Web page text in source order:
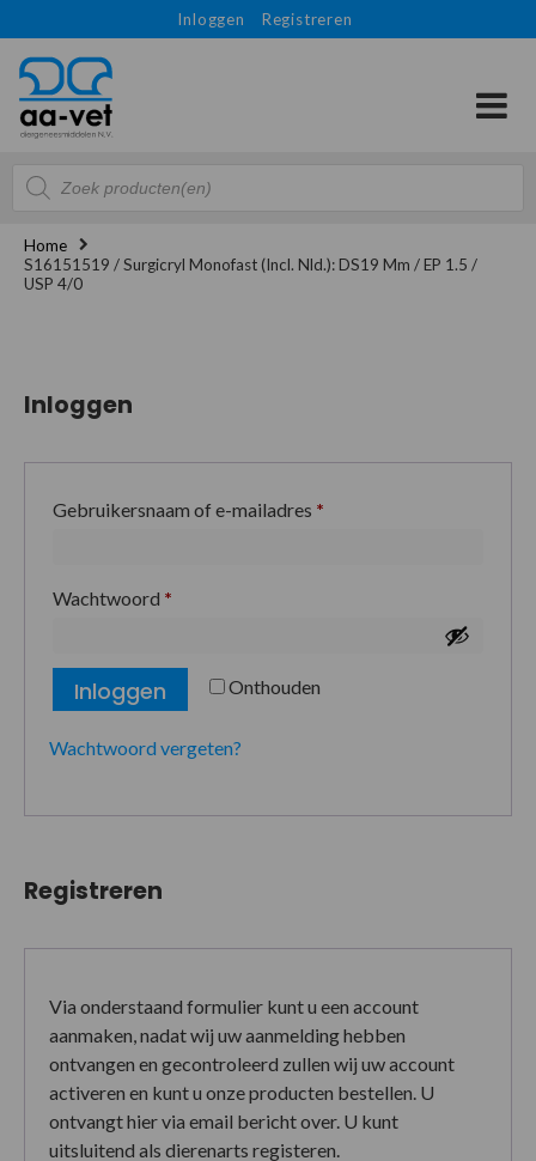
Inloggen Registreren
Producten
zoeken
Home
S16151519 / Surgicryl Monofast (Incl. Nld.): DS19 Mm / EP 1.5 /
USP 4/0
Inloggen
Gebruikersnaam of e-mailadres *
Wachtwoord *
Onthouden
Inloggen
Wachtwoord vergeten?
Registreren
Via onderstaand formulier kunt u een account
aanmaken, nadat wij uw aanmelding hebben
ontvangen en gecontroleerd zullen wij uw account
activeren en kunt u onze producten bestellen. U
ontvangt hier via email bericht over. U kunt
uitsluitend als dierenarts registeren.